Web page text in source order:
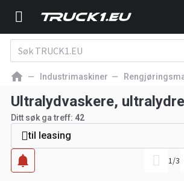
Industrimaskiner
Ultralydvaskere,
Ditt søk ga treff: 42
til leasing
1/3